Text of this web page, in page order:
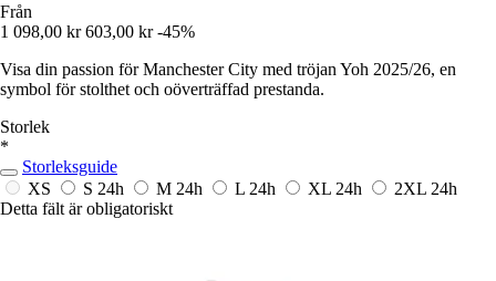
Från
1 098,00 kr 603,00 kr -45%
Visa din passion för Manchester City med tröjan Yoh 2025/26, en
symbol för stolthet och oöverträffad prestanda.
Storlek
*
Storleksguide
XS
S 24h M 24h L 24h XL 24h 2XL 24h
Detta fält är obligatoriskt